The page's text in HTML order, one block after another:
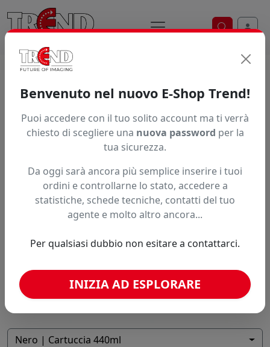
Ricerca
INCHIOSTRO INKTEC ECONOVA AURORA
Nero | Cartuccia 440ml
Benvenuto nel nuovo E-Shop Trend!
Puoi accedere con il tuo solito account ma ti verrà
chiesto di scegliere una nuova password per la
tua sicurezza.
Da oggi sarà ancora più semplice inserire i tuoi
ordini e controllarne lo stato, accedere a
statistiche, schede tecniche, contatti del tuo
agente e molto altro ancora...
Per qualsiasi dubbio non esitare a contattarci.
INIZIA AD ESPLORARE